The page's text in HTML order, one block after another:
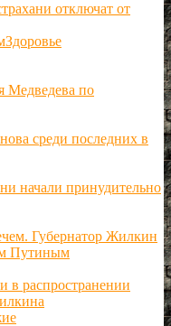
отключат от
Здоровье
Медведева по
среди последних в
начали принудительно
Губернатор Жилкин
Путиным
в распространении